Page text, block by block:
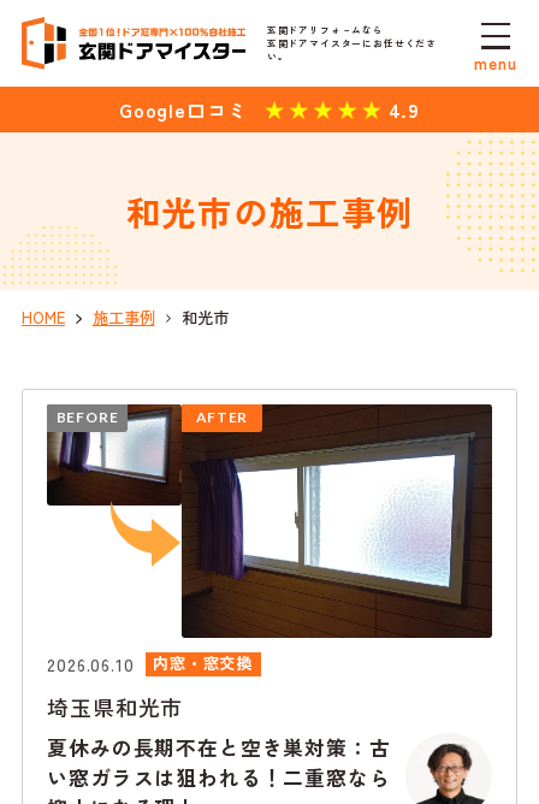
玄関ドアリフォ－ムなら
玄関ドアマイスターにお任せくださ
い。
Google口コミ 4.9
menu
和光市の施工事例
HOME 施工事例 和光市
BEFORE AFTER
2026.06.10 内窓・窓交換
埼玉県和光市
夏休みの長期不在と空き巣対策：古
い窓ガラスは狙われる！二重窓なら